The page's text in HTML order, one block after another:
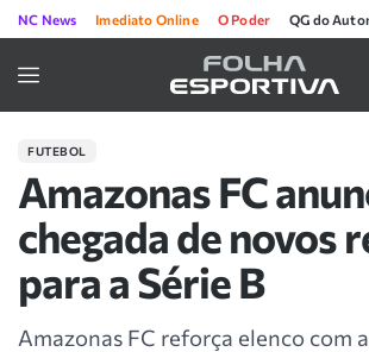
NC News Imediato Online O Poder QG do
FUTEBOL
Amazonas FC
chegada de novos
para a Série B
Amazonas FC reforça elenco com